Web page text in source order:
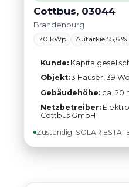
Cottbus, 03044
Brandenburg
70 kWp Autarkie 55,6 %
Kunde:
Objekt:3 Häuser, 39
Gebäudehöhe:ca. 20
Netzbetreiber:
Cottbus GmbH
Zuständig: SOLAR